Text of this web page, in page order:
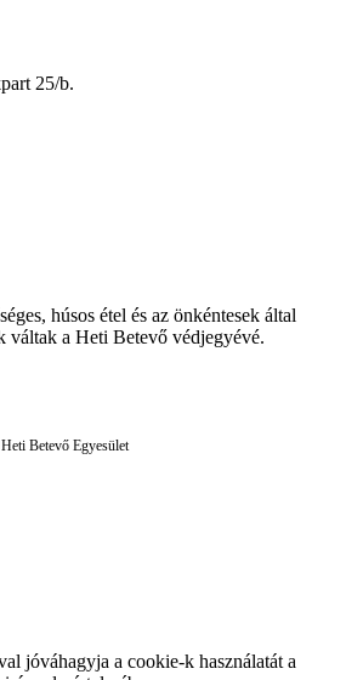
25/b.
húsos étel és az önkéntesek által
váltak a Heti Betevő védjegyévé.
Betevő Egyesület
jóváhagyja a cookie-k használatát a